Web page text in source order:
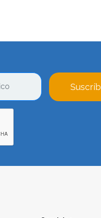
las nutrición y dietética
tener una
por tres zonas.
en franquicias de este
ordenadores,
un monitor de